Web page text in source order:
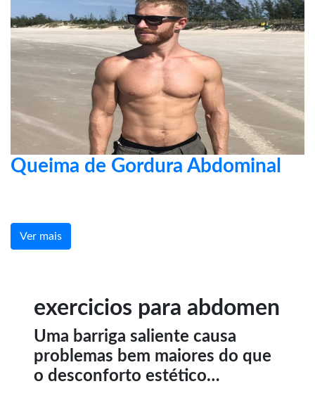
Queima de Gordura Abdominal
Ver mais
exercicios para abdomen
Uma barriga saliente causa
problemas bem maiores do que
o desconforto estético…